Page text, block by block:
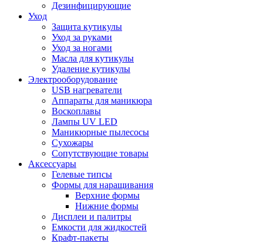
Дезинфицирующие
Уход
Защита кутикулы
Уход за руками
Уход за ногами
Масла для кутикулы
Удаление кутикулы
Электрооборудование
USB нагреватели
Аппараты для маникюра
Воскоплавы
Лампы UV LED
Маникюрные пылесосы
Сухожары
Сопутствующие товары
Аксессуары
Гелевые типсы
Формы для наращивания
Верхние формы
Нижние формы
Дисплеи и палитры
Емкости для жидкостей
Крафт-пакеты